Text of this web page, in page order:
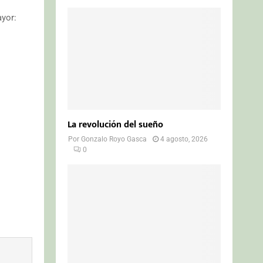
La revolución del sueño
PorGonzalo Royo Gasca
4 agosto, 2026
0